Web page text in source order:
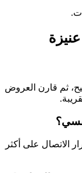
ثم قارن العروض
الاتصال على أكثر